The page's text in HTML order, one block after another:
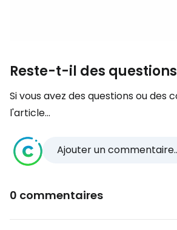
Reste-t-il des
Si vous avez des questions ou des
l'article...
Ajouter un
0 commentaires